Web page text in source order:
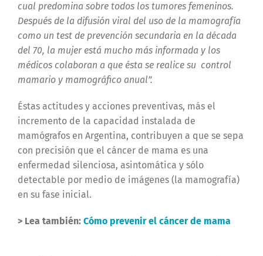
cual predomina sobre todos los tumores femeninos.
Después de la difusión viral del uso de la mamografía
como un test de prevención secundaria en la década
del 70, la mujer está mucho más informada y los
médicos colaboran a que ésta se realice su control
mamario y mamográfico anual”.
Éstas actitudes y acciones preventivas, más el
incremento de la capacidad instalada de
mamógrafos en Argentina, contribuyen a que se sepa
con precisión que el cáncer de mama es una
enfermedad silenciosa, asintomática y sólo
detectable por medio de imágenes (la mamografía)
en su fase inicial.
> Lea también: Cómo prevenir el cáncer de mama